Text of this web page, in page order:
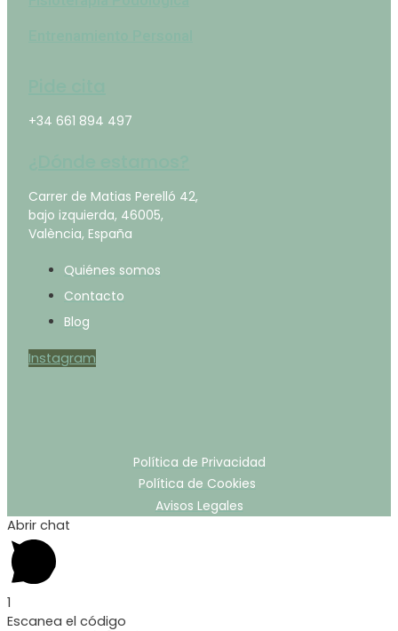
+34 661 894 497
Carrer de Matias Perelló 42,
bajo izquierda, 46005,
València, España
Quiénes somos
Contacto
Blog
Instagram
Política de Privacidad
Política de Cookies
Avisos Legales
Abrir chat
1
Escanea el código